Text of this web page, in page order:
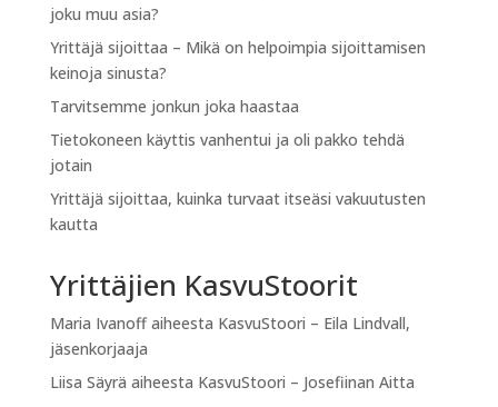
joku muu asia?
Yrittäjä sijoittaa – Mikä on helpoimpia sijoittamisen
keinoja sinusta?
Tarvitsemme jonkun joka haastaa
Tietokoneen käyttis vanhentui ja oli pakko tehdä
jotain
Yrittäjä sijoittaa, kuinka turvaat itseäsi vakuutusten
kautta
Yrittäjien KasvuStoorit
Maria Ivanoffaiheesta KasvuStoori – Eila Lindvall,
jäsenkorjaaja
Liisa Säyrä aiheesta KasvuStoori – Josefiinan Aitta